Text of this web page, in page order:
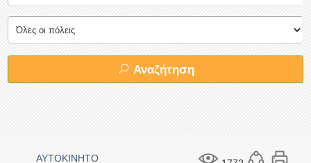
Αναζήτηση
ΑΥΤΟΚΙΝΗΤΟ